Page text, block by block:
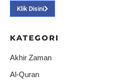
Klik Disini
KATEGORI
Akhir Zaman
Al-Quran